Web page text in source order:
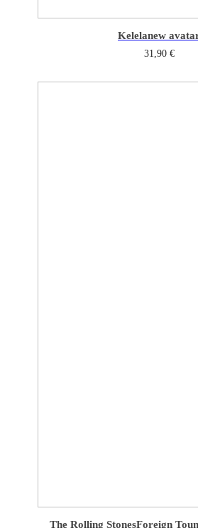
Kelelanew
31,90 €
The Rolling StonesForeign